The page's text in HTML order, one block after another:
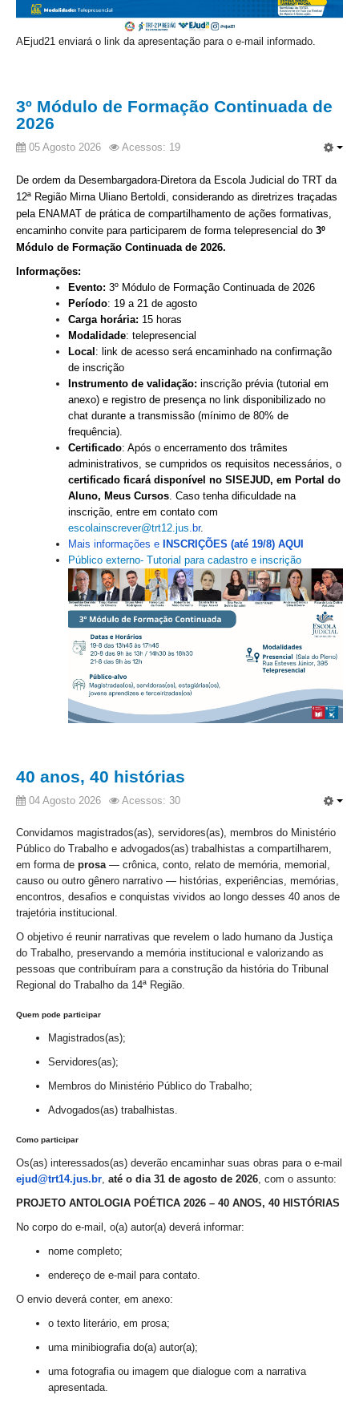
Governança
Governança de TI
Gestão de Riscos
Assessoria de Governança de Gestão de Pessoas
Sites Institucionais
Centro de Memória
Educação a distância
Responsabilidade Socioambiental
Comissão Permanente de Acessibilidade e Inclusão
Escola Judicial
Programa Trabalho Seguro
Coordenadoria de Saúde
Serviços
Ação Trabalhista (Atermação)
Atermação On-line - Interior de Roraima
Atermação On-line - Interior do Amazonas
Agendamento de Reclamação Verbal
Glossário
Consulta de Pautas
Atas de Sessões do Pleno
Audiências e Sessões
Calendário das Sessões da 3ª Turma 2026
Carta de Serviços ao Cidadão
Cartilhas
Cadastro de Peritos, Tradutores e Intérpretes
Calendário Geral
Calendário de Eventos
Concursos
Contas abertas em nome dos beneficiários
Diários Eletrônicos
e-Doc
Espaço do Servidor
Guias de recolhimento
Leilão Público
Mapa do site
Pauta Digital
AEjud21 enviará o link da apresentação para o e-mail informado.
3º Módulo de Formação Continuada de
2026
05 Agosto 2026 Acessos: 19
De ordem da Desembargadora-Diretora da Escola Judicial do TRT da
12ª Região Mirna Uliano Bertoldi, considerando as diretrizes traçadas
pela ENAMAT de prática de compartilhamento de ações formativas,
encaminho convite para participarem de forma telepresencial do 3º
Módulo de Formação Continuada de 2026.
Informações:
Evento: 3º Módulo de Formação Continuada de 2026
Período: 19 a 21 de agosto
Carga horária: 15 horas
Modalidade: telepresencial
Local : link de acesso será encaminhado na confirmação
de inscrição
Instrumento de validação: inscrição prévia (tutorial em
anexo) e registro de presença no link disponibilizado no
chat durante a transmissão (mínimo de 80% de
frequência).
Certificado: Após o encerramento dos trâmites
administrativos, se cumpridos os requisitos necessários, o
certificado ficará disponível no SISEJUD, em Portal do
Aluno, Meus Cursos. Caso tenha dificuldade na
inscrição, entre em contato com
escolainscrever@trt12.jus. br.
Mais informações e
INSCRIÇÕES (até 19/8) AQUI
Público externo- Tutorial para cadastro e inscrição
40 anos, 40 histórias
04 Agosto 2026 Acessos: 30
Convidamos magistrados(as), servidores(as), membros do Ministério
Público do Trabalho e advogados(as) trabalhistas a compartilharem,
em forma de prosa— crônica, conto, relato de memória, memorial,
causo ou outro gênero narrativo — histórias, experiências, memórias,
encontros, desafios e conquistas vividos ao longo desses 40 anos de
trajetória institucional.
O objetivo é reunir narrativas que revelem o lado humano da Justiça
do Trabalho, preservando a memória institucional e valorizando as
pessoas que contribuíram para a construção da história do Tribunal
Regional do Trabalho da 14ª Região.
Quem pode participar
Magistrados(as);
Servidores(as);
Membros do Ministério Público do Trabalho;
Advogados(as) trabalhistas.
Como participar
Os(as) interessados(as) deverão encaminhar suas obras para o e-mail
ejud@trt14.jus.br, até o dia 31 de agosto de 2026, com o assunto:
PROJETO ANTOLOGIA POÉTICA 2026 – 40 ANOS, 40 HISTÓRIAS
No corpo do e-mail, o(a) autor(a) deverá informar:
nome completo;
endereço de e-mail para contato.
O envio deverá conter, em anexo:
o texto literário, em prosa;
uma minibiografia do(a) autor(a);
uma fotografia ou imagem que dialogue com a narrativa
apresentada.